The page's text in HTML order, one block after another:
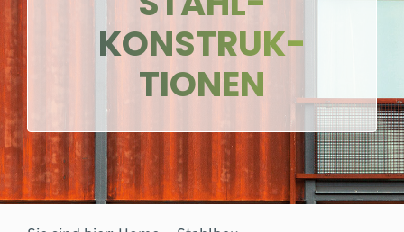
KONSTRUK­
TIONEN